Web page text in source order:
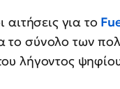
αιτήσεις για το
σύνολο των
λήγοντος